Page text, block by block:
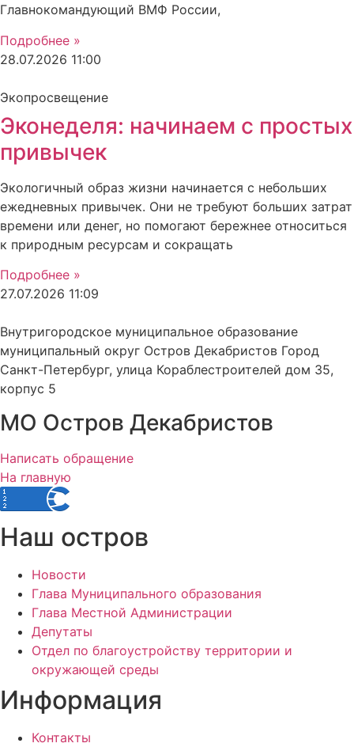
Главнокомандующий ВМФ России,
Подробнее »
28.07.2026 11:00
Экопросвещение
Эконеделя: начинаем с простых
привычек
Экологичный образ жизни начинается с небольших
ежедневных привычек. Они не требуют больших затрат
времени или денег, но помогают бережнее относиться
к природным ресурсам и сокращать
Подробнее »
27.07.2026 11:09
Внутригородское муниципальное образование
муниципальный округ Остров Декабристов Город
Санкт-Петербург, улица Кораблестроителей дом 35,
корпус 5
МО Остров Декабристов
Написать обращение
На главную
Наш остров
Новости
Глава Муниципального образования
Глава Местной Администрации
Депутаты
Отдел по благоустройству территории и
окружающей среды
Информация
Контакты